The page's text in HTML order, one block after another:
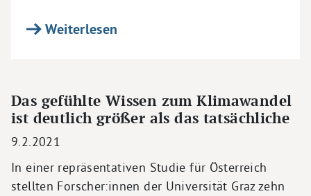
Weiterlesen
Das gefühlte Wissen zum Klimawandel
ist deutlich größer als das tatsächliche
9.2.2021
In einer repräsentativen Studie für Österreich
stellten Forscher:innen der Universität Graz zehn